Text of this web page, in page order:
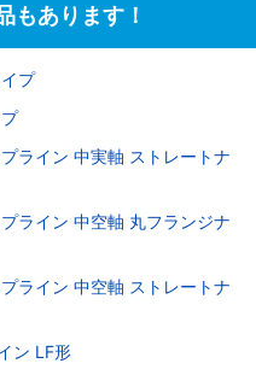
もあります！
プ
ライン 中実軸 ストレートナ
ライン 中空軸 丸フランジナ
ライン 中空軸 ストレートナ
ン LF形